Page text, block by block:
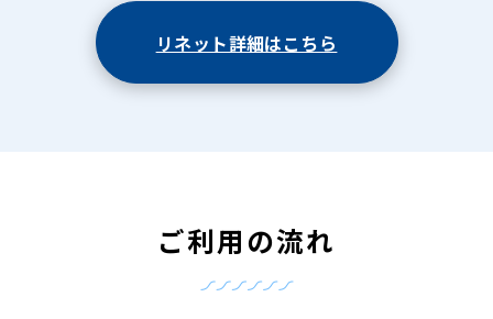
リネット詳細はこちら
ご利用の流れ